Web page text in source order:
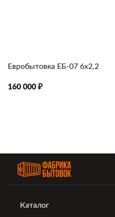
Евробытовка ЕБ-07 6х2,2
160 000 ₽
Каталог